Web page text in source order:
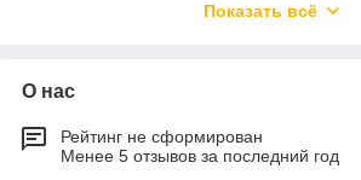
организовать качественное освещение
лампы, которые излучают свет в нужном
время дозревания культуры, улучшить
урожайности и т.д. Эффективность
Показать всё
О нас
Рейтинг не сформирован
Менее 5 отзывов за последний год